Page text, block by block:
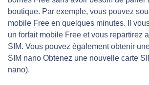
boutique. Par exemple, vous pouvez
mobile Free en quelques minutes. Il
un forfait mobile Free et vous repartirez
SIM. Vous pouvez également obtenir
SIM nano Obtenez une nouvelle carte
nano).